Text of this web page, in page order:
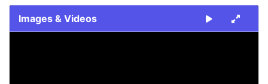
Images & Videos